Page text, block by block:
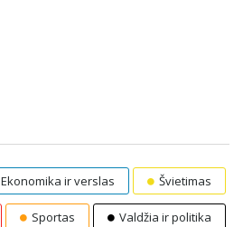
Ekonomika ir verslas Švietimas
Sportas Valdžia ir politika